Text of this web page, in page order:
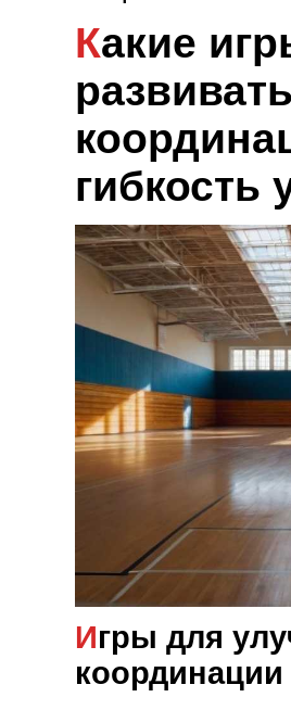
Какие игры помогают
гибкость
Игры для улучшения
координации